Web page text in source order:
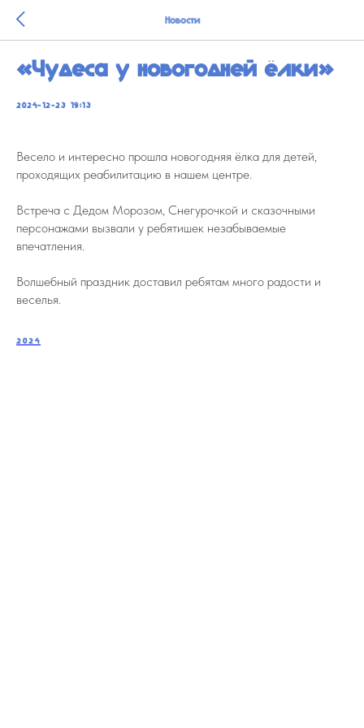
Новости
«Чудеса у новогодней ёлки»
2024-12-23 19:13
Весело и интересно прошла новогодняя ёлка для детей,
проходящих реабилитацию в нашем центре.
Встреча с Дедом Морозом, Снегурочкой и сказочными
персонажами вызвали у ребятишек незабываемые
впечатления.
Волшебный праздник доставил ребятам много радости и
веселья.
2024